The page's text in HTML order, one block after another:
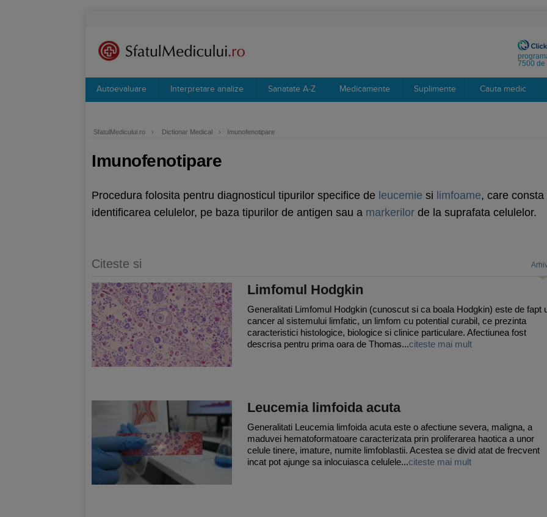
7500 de
Autoevaluare Interpretare analize Sanatate A-Z Medicamente Suplimente Cauta medic
SfatulMedicului.ro › Dictionar Medical › Imunofenotipare
Imunofenotipare
Procedura folosita pentru diagnosticul tipurilor specifice de leucemie si limfoame, care consta
identificarea celulelor, pe baza tipurilor de antigen sau a markerilor de la suprafata celulelor.
Citeste si
Limfomul Hodgkin
Generalitati Limfomul Hodgkin (cunoscut si ca boala Hodgkin) este de fapt
cancer al sistemului limfatic, un limfom cu potential curabil, ce prezinta
caracteristici histologice, biologice si clinice particulare. Afectiunea fost
descrisa pentru prima oara de Thomas...citeste mai mult
Leucemia limfoida acuta
Generalitati Leucemia limfoida acuta este o afectiune severa, maligna, a
maduvei hematoformatoare caracterizata prin proliferarea haotica a unor
celule tinere, imature, numite limfoblastii. Acestea se divid atat de frecvent
incat pot ajunge sa inlocuiasca celulele...citeste mai mult